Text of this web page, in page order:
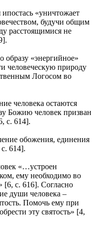
«уничтожает
будучи общим
расстоящимися не
образу «энергийное»
человеческую природу
Логосом во
человека остаются
Божию человек призван
с. 614].
обожения, единения
614].
«…устроен
ему необходимо во
[6, с. 616]. Согласно
души человека –
Помочь ему при
эту святость» [4,